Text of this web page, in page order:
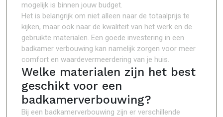
mogelijk is binnen jouw budget.
Het is belangrijk om niet alleen naar de totaalprijs te
kijken, maar ook naar de kwaliteit van het werk en de
gebruikte materialen. Een goede investering in een
badkamer verbouwing kan namelijk zorgen voor meer
comfort en waardevermeerdering van je huis.
Welke materialen zijn het best
geschikt voor een
badkamerverbouwing?
Bij een badkamerverbouwing zijn er verschillende